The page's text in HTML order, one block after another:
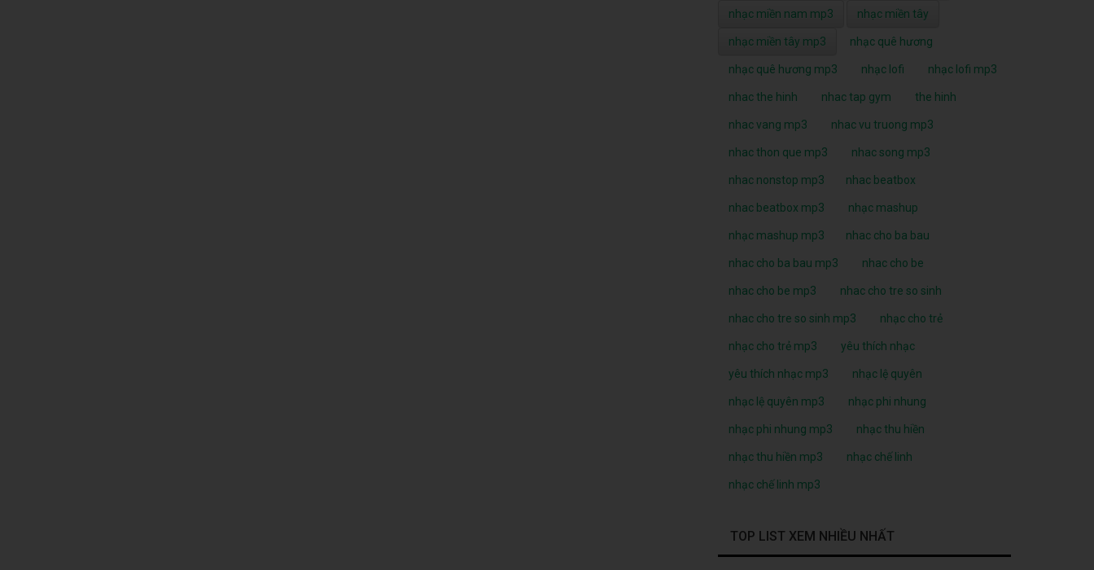
nhạc miền nam mp3 nhạc miền tây
nhạc miền tây mp3 nhạc quê hương
nhạc quê hương mp3 nhạc lofi nhạc lofi mp3
nhac the hinh nhac tap gym the hinh
nhac vang mp3 nhac vu truong mp3
nhac thon que mp3 nhac song mp3
nhac nonstop mp3 nhac beatbox
nhac beatbox mp3 nhạc mashup
nhạc mashup mp3 nhac cho ba bau
nhac cho ba bau mp3 nhac cho be
nhac cho be mp3 nhac cho tre so sinh
nhac cho tre so sinh mp3 nhạc cho trẻ
nhạc cho trẻ mp3 yêu thích nhạc
yêu thích nhạc mp3 nhạc lệ quyên
nhạc lệ quyên mp3 nhạc phi nhung
nhạc phi nhung mp3 nhạc thu hiền
nhạc thu hiền mp3 nhạc chế linh
nhạc chế linh mp3
TOP LIST XEM NHIỀU NHẤT